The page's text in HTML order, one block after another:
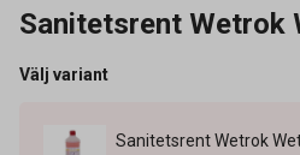
Sanitetsrent Wetrok
Välj variant
Sanitetsrent Wetrok